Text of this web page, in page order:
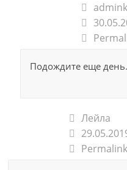
Подождите еще день.
Лейла
Permalink